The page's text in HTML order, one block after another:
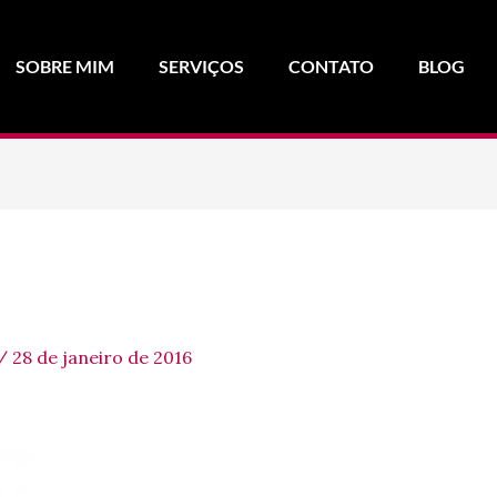
SOBRE MIM SERVIÇOS CONTATO BLOG
/ 28 de janeiro de 2016